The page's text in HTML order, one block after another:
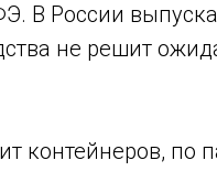
В России
не решит
контейнеров, по